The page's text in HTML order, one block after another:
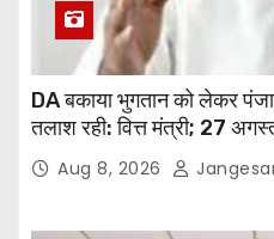
DA बकाया भुगतान को लेकर
तलाश रही: वित्त मंत्री; 27
Aug 8, 2026